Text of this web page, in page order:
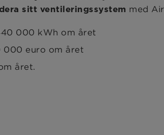
sitt ventileringssystem med
000 kWh om året
000 euro om året
året.